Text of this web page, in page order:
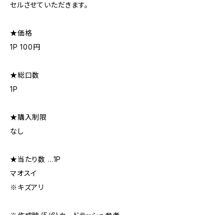
セルさせていただきます。
★価格
1P 100円
★総口数
1P
★購入制限
なし
★当たり数 …1P
マオスイ
※キズアリ